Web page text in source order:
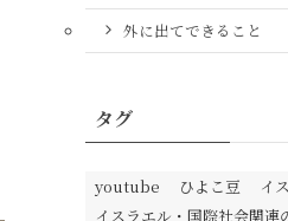
外に出てできること
タグ
youtube ひよこ豆
イ
イスラエル・国際社会関連